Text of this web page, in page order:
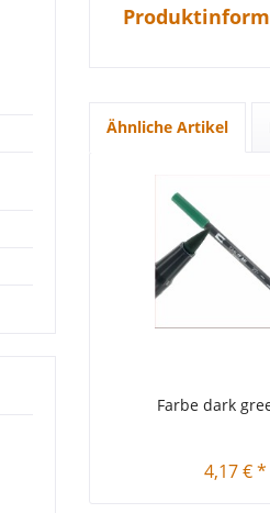
Ähnliche Artikel
Farbe dark
4,17 € *